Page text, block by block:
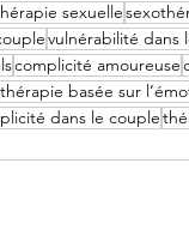
sexuelle
vulnérabilité dans
complicité amoureuse
thérapie basée sur
dans le couple